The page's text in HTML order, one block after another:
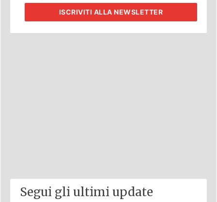
ISCRIVITI ALLA NEWSLETTER
Segui gli ultimi update